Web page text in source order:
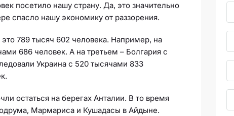
посетило нашу страну. Да, это значительно
спасло нашу экономику от раззорения.
789 тысяч 602 человека. Например, на
686 человек. А на третьем – Болгария с
Украина с 520 тысячами 833
остаться на берегах Анталии. В то время
Мармариса и Кушадасы в Айдыне.